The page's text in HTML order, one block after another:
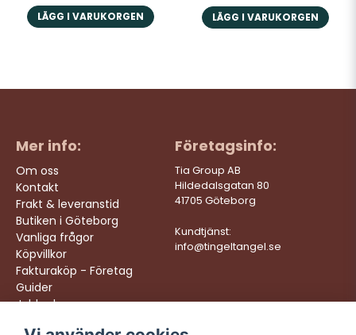
LÄGG I VARUKORGEN LÄGG I VARUKORGEN
Mer info:
Om oss
Kontakt
Frakt & leveranstid
Butiken i Göteborg
Vanliga frågor
Köpvillkor
Fakturaköp - Företag
Guider
Jobba hos oss
Företagsinfo:
Tia Group AB
Hildedalsgatan 80
41705 Göteborg
Kundtjänst:
info@tingeltangel.se